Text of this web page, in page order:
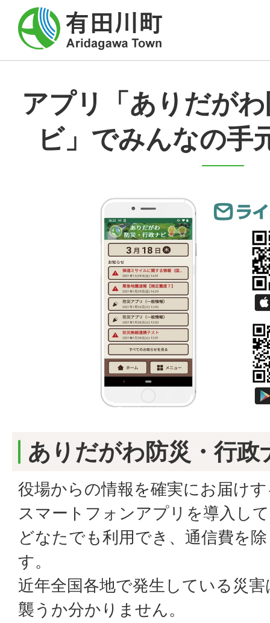
アプリ「ありだが
ビ」でみんなの手
ありだがわ防災・行政
役場からの情報を確実にお届け
スマートフォンアプリを導入し
どなたでも利用でき、通信費を
す。
近年全国各地で発生している災
襲うか分かりません。